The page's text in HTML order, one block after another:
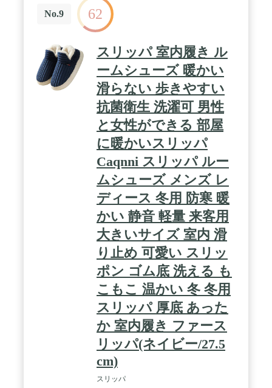
No.9 62
スリッパ 室内履き ル
ームシューズ 暖かい
滑らない 歩きやすい
抗菌衛生 洗濯可 男性
と女性ができる 部屋
に暖かいスリッパ
Caqnni スリッパ ルー
ムシューズ メンズ レ
ディース 冬用 防寒 暖
かい 静音 軽量 来客用
大きいサイズ 室内 滑
り止め 可愛い スリッ
ポン ゴム底 洗える も
こもこ 温かい 冬 冬用
スリッパ 厚底 あった
か 室内履き ファース
リッパ(ネイビー/27.5
cm)
スリッパ